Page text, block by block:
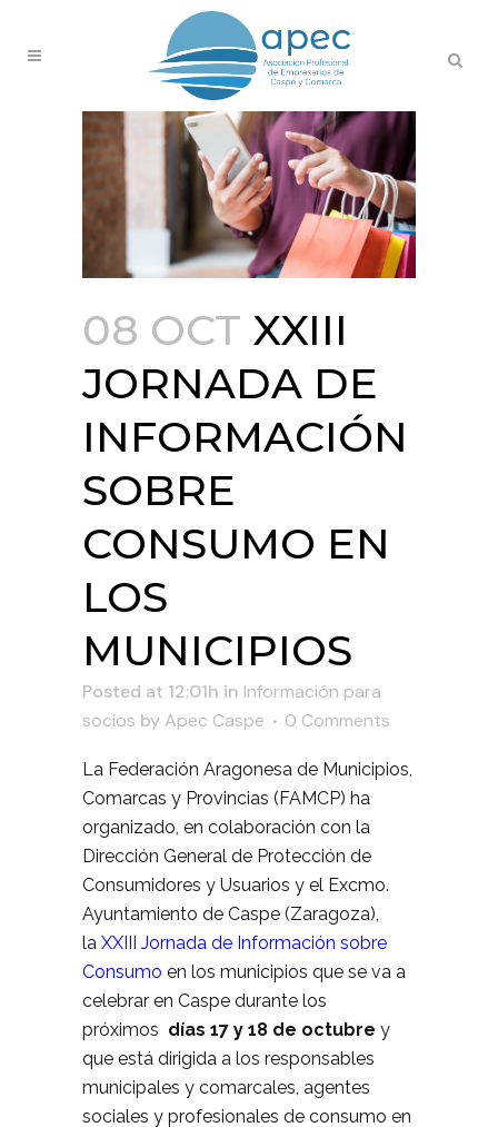
08 OCT XXIII
JORNADA DE
INFORMACIÓN
SOBRE
CONSUMO EN
LOS
MUNICIPIOS
Posted at 12:01h in Información para
socios by Apec Caspe 0 Comments
La Federación Aragonesa de Municipios,
Comarcas y Provincias (FAMCP) ha
organizado, en colaboración con la
Dirección General de Protección de
Consumidores y Usuarios y el Excmo.
Ayuntamiento de Caspe (Zaragoza),
la XXIII Jornada de Información sobre
Consumo en los municipios que se va a
celebrar en Caspe durante los
próximos días 17 y 18 de octubre y
que está dirigida a los responsables
municipales y comarcales, agentes
sociales y profesionales de consumo en